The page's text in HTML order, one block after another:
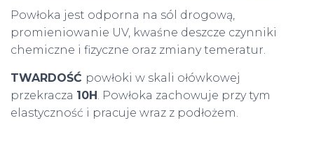
Powłoka jest odporna na sól drogową,
promieniowanie UV, kwaśne deszcze czynniki
chemiczne i fizyczne oraz zmiany temeratur.
TWARDOŚĆ powłoki w skali ołówkowej
przekracza 10H. Powłoka zachowuje przy tym
elastyczność i pracuje wraz z podłożem.